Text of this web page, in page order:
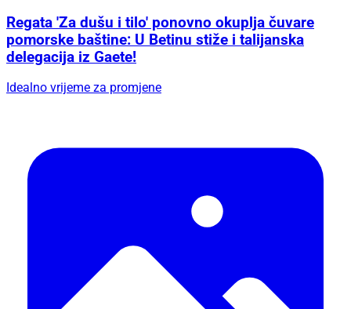
Regata 'Za dušu i tilo' ponovno okuplja čuvare
pomorske baštine: U Betinu stiže i talijanska
delegacija iz Gaete!
Idealno vrijeme za promjene